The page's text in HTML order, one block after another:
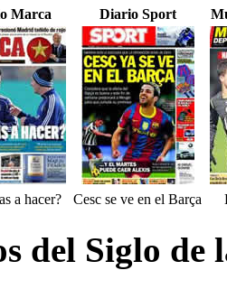
Marca Diario Sport
a hacer? Cesc se ve en el Barça
del Siglo de